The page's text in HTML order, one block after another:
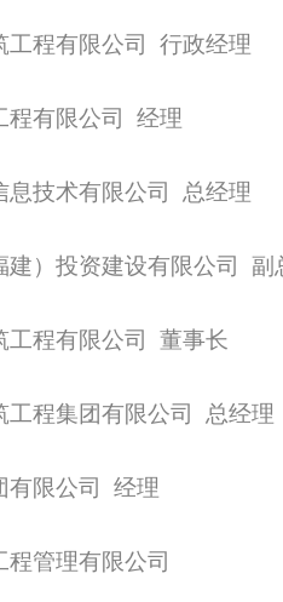
工程有限公司 行政经理
有限公司 经理
息技术有限公司 总经理
建）投资建设有限公司 副
工程有限公司 董事长
工程集团有限公司 总经理
有限公司 经理
程管理有限公司